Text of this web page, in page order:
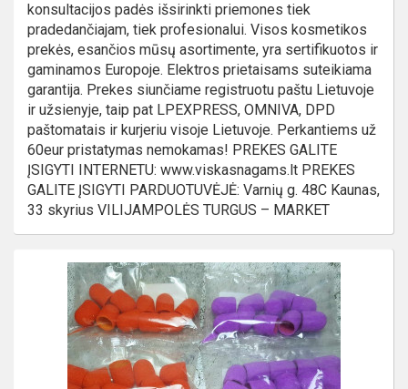
konsultacijos padės išsirinkti priemones tiek
pradedančiajam, tiek profesionalui. Visos kosmetikos
prekės, esančios mūsų asortimente, yra sertifikuotos ir
gaminamos Europoje. Elektros prietaisams suteikiama
garantija. Prekes siunčiame registruotu paštu Lietuvoje
ir užsienyje, taip pat LPEXPRESS, OMNIVA, DPD
paštomatais ir kurjeriu visoje Lietuvoje. Perkantiems už
60eur pristatymas nemokamas! PREKES GALITE
ĮSIGYTI INTERNETU: www.viskasnagams.lt PREKES
GALITE ĮSIGYTI PARDUOTUVĖJĖ: Varnių g. 48C Kaunas,
33 skyrius VILIJAMPOLĖS TURGUS – MARKET